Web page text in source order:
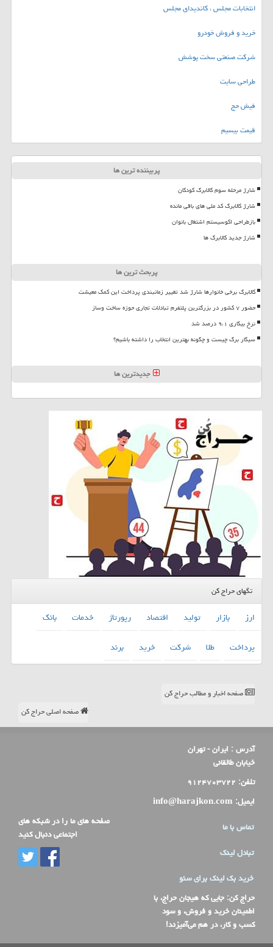
انتخابات مجلس ، کاندیدای مجلس
خرید و فروش خودرو
شرکت صنعتی سخت پوشش
طراحی سایت
فیش حج
قیمت بیسیم
پربیننده ترین ها
شارژ مرحله سوم کالابرگ کودکان
شارژ کالابرگ کد ملی های باقی مانده
بازطراحی اکوسیستم اشتغال بانوان
شارژ جدید کالابرگ ها
پربحث ترین ها
کالابرگ برخی خانوارها شارژ شد تغییر زمانبندی پرداخت این کمک معیشت
حضور ۷ کشور در بزرگترین پلتفرم تبادلات تجاری حوزه ساخت وساز
نرخ بیکاری ۹،۱ درصد شد
سیگار برگ چیست و چگونه بهترین انتخاب را داشته باشیم؟
جدیدترین ها
تگهای حراج کن
ارز بازار تولید اقتصاد رپورتاژ خدمات
بانك
پرداخت
طلا شركت خرید برند
صفحه اخبار و مطالب حراج کن
صفحه اصلی حراج کن
آدرس : ایران - تهران
خیابان طالقانی
تلفن: ۹۱۲۴۷۰۳۷۲۲
ایمیل: info@harajkon.com
تماس با ما
تبادل لینک
خرید بک لینک برای سئو
حراج کن: جایی که هیجان حراج، با
اطمینان خرید و فروش، و سود
کسب و کار، در هم می‌آمیزند!
صفحه های ما را در شبکه های
اجتماعی دنبال کنید